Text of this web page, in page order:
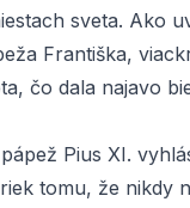
sveta. Ako
Františka,
čo dala najavo
Pius XI.
tomu, že nikdy